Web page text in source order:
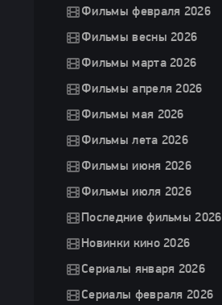
Фильмы февраля 2026
Фильмы весны 2026
Фильмы марта 2026
Фильмы апреля 2026
Фильмы мая 2026
Фильмы лета 2026
Фильмы июня 2026
Фильмы июля 2026
Последние фильмы 2026
Новинки кино 2026
Сериалы января 2026
Сериалы февраля 2026